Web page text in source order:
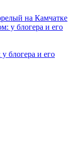
на Камчатке
блогера и его